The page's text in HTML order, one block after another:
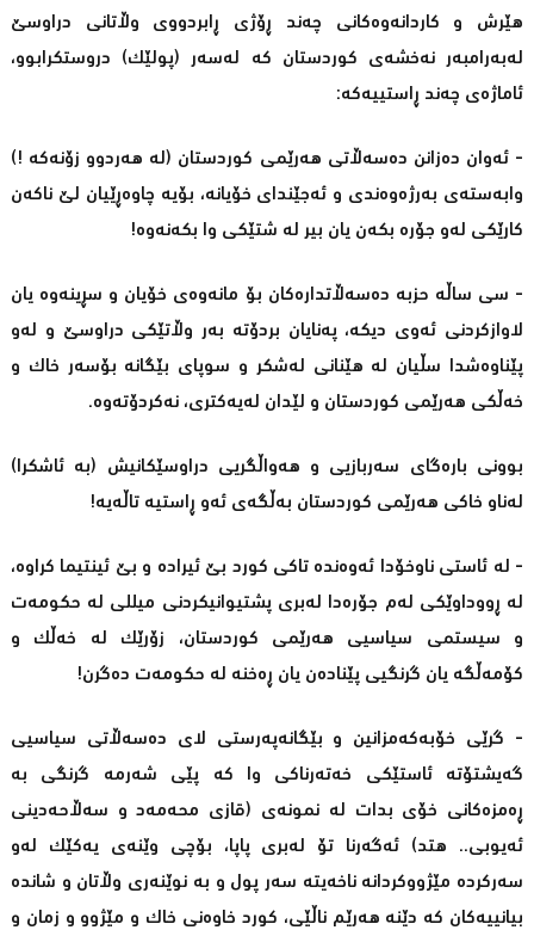
هێرش و کاردانەوەکانی چەند ڕۆژی ڕابردووی وڵاتانی دراوسێ
لەبەرامبەر نەخشەی کوردستان کە لەسەر (پولێک) دروستکرابوو،
ئاماژەی چەند ڕاستییەکە:
- ئەوان دەزانن دەسەڵاتی هەرێمی کوردستان (لە هەردوو زۆنەکە !)
وابەستەی بەرژەوەندی و ئەجێندای خۆیانە، بۆیە چاوەڕێیان لێ ناکەن
کارێکی لەو جۆرە بکەن یان بیر لە شتێکی وا بکەنەوە!
- سی ساڵە حزبە دەسەڵاتدارەکان بۆ مانەوەی خۆیان و سڕینەوە یان
لاوازکردنی ئەوی دیکە، پەنایان بردۆتە بەر وڵاتێکی دراوسێ و لەو
پێناوەشدا سڵیان لە هێنانی لەشکر و سوپای بێگانە بۆسەر خاک و
خەڵکی هەرێمی کوردستان و لێدان لەیەکتری، نەکردۆتەوە.
بوونی بارەگای سەربازیی و هەواڵگریی دراوسێکانیش (بە ئاشکرا)
لەناو خاکی هەرێمی کوردستان بەڵگەی ئەو ڕاستیە تاڵەیە!
- لە ئاستی ناوخۆدا ئەوەندە تاکی کورد بێ ئیرادە و بێ ئینتیما کراوە،
لە ڕووداوێکی لەم جۆرەدا لەبری پشتیوانیکردنی میللی لە حکومەت
و سیستمی سیاسیی هەرێمی کوردستان، زۆرێک لە خەڵک و
کۆمەڵگە یان گرنگیی پێنادەن یان ڕەخنە لە حکومەت دەگرن!
- گرێی خۆبەکەمزانین و بێگانەپەرستی لای دەسەڵاتی سیاسیی
گەیشتۆتە ئاستێکی خەتەرناکی وا کە پێی شەرمە گرنگی بە
ڕەمزەکانی خۆی بدات لە نمونەی (قازی محەمەد و سەڵاحەدینی
ئەیوبی.. هتد) ئەگەرنا تۆ لەبری پاپا، بۆچی وێنەی یەکێک لەو
سەرکردە مێژووکردانە ناخەیتە سەر پول و بە نوێنەری وڵاتان و شاندە
بیانییەکان کە دێنە هەرێم ناڵێی، کورد خاوەنی خاک و مێژوو و زمان و